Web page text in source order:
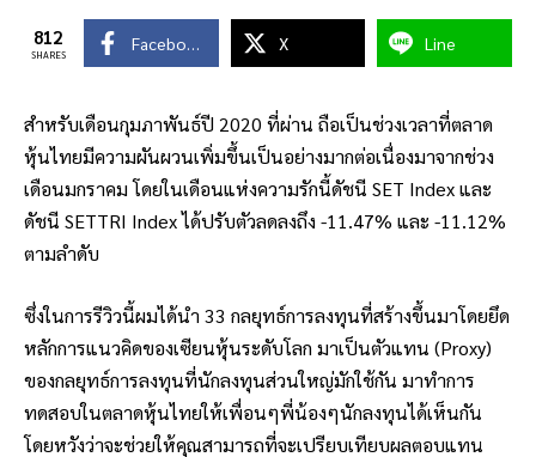
812
SHARES
Facebook X Line
สำหรับเดือนกุมภาพันธ์ปี 2020 ที่ผ่าน ถือเป็นช่วงเวลาที่ตลาด
หุ้นไทยมีความผันผวนเพิ่มขึ้นเป็นอย่างมากต่อเนื่องมาจากช่วง
เดือนมกราคม โดยในเดือนแห่งความรักนี้ดัชนี SET Index และ
ดัชนี SETTRI Index ได้ปรับตัวลดลงถึง -11.47% และ -11.12%
ตามลำดับ
ซึ่งในการรีวิวนี้ผมได้นำ 33 กลยุทธ์การลงทุนที่สร้างขึ้นมาโดยยึด
หลักการแนวคิดของเซียนหุ้นระดับโลก มาเป็นตัวแทน (Proxy)
ของกลยุทธ์การลงทุนที่นักลงทุนส่วนใหญ่มักใช้กัน มาทำการ
ทดสอบในตลาดหุ้นไทยให้เพื่อนๆพี่น้องๆนักลงทุนได้เห็นกัน
โดยหวังว่าจะช่วยให้คุณสามารถที่จะเปรียบเทียบผลตอบแทน